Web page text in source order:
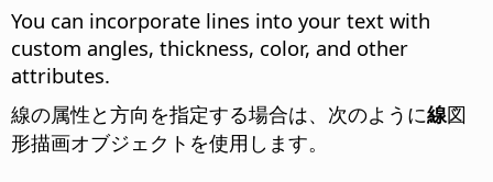
You can incorporate lines into your text with
custom angles, thickness, color, and other
attributes.
線の属性と方向を指定する場合は、次のように線図
形描画オブジェクトを使用します。